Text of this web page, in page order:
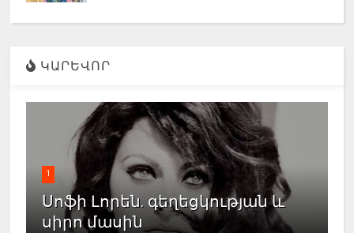
ԿԱՐԵՎՈՐ
1
Սոֆի Լորեն. գեղեցկության և
սիրո մասին